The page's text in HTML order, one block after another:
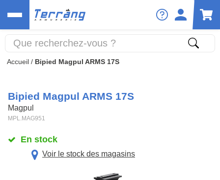
Accueil / Bipied Magpul ARMS 17S
Bipied Magpul ARMS 17S
Magpul
MPL.MAG951
En stock
Voir le stock des magasins